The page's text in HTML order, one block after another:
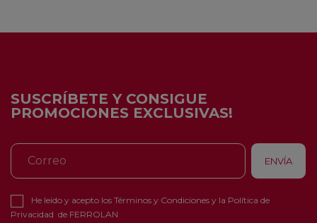
SUSCRÍBETE Y CONSIGUE
PROMOCIONES EXCLUSIVAS!
He leído y acepto los Términos y Condiciones y la Política de
Privacidad de FERROLAN